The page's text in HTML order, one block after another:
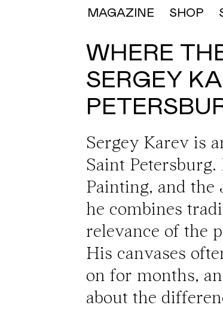
MAGAZINE SHOP
WHERE
SERGEY
Sergey Karevis
Saint
Painting, and the
he combines
relevance of the
His canvases
on for months,
about the